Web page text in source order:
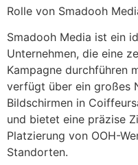
Rolle von Smadooh
Smadooh Media ist ein
Unternehmen, die eine
Kampagne durchführen
verfügt über ein großes
Bildschirmen in
und bietet eine präzise
Platzierung von OOH-
Standorten.